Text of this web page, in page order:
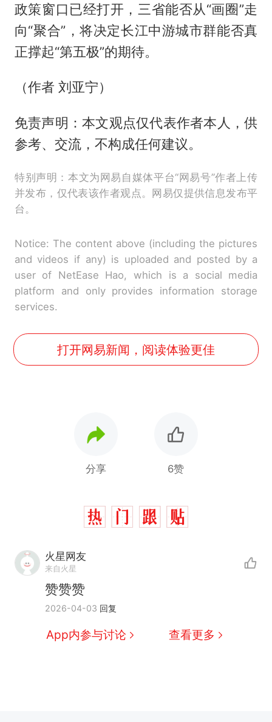
政策窗口已经打开，三省能否从“画圈”走
向“聚合”，将决定长江中游城市群能否真
正撑起“第五极”的期待。
（作者 刘亚宁）
免责声明：本文观点仅代表作者本人，供
参考、交流，不构成任何建议。
特别声明：本文为网易自媒体平台“网易号”作者上传
并发布，仅代表该作者观点。网易仅提供信息发布平
台。
Notice: The content above (including the pictures
and videos if any) is uploaded and posted by a
user of NetEase Hao, which is a social media
platform and only provides information storage
services.
打开网易新闻，阅读体验更佳
分享 6赞
火星网友
来自火星
赞赞赞
2026-04-03 回复
App内参与讨论 查看更多